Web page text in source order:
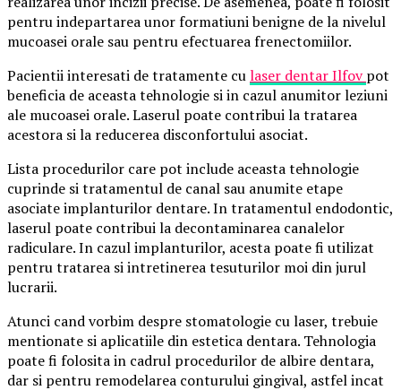
pentru indepartarea unor formatiuni benigne de la nivelul
mucoasei orale sau pentru efectuarea frenectomiilor.
Pacientii interesati de tratamente culaser dentar Ilfovpot
beneficia de aceasta tehnologie si in cazul anumitor leziuni
ale mucoasei orale. Laserul poate contribui la tratarea
acestora si la reducerea disconfortului asociat.
Lista procedurilor care pot include aceasta tehnologie
cuprinde si tratamentul de canal sau anumite etape
asociate implanturilor dentare. In tratamentul endodontic,
laserul poate contribui la decontaminarea canalelor
radiculare. In cazul implanturilor, acesta poate fi utilizat
pentru tratarea si intretinerea tesuturilor moi din jurul
lucrarii.
Atunci cand vorbim despre stomatologie cu laser, trebuie
mentionate si aplicatiile din estetica dentara. Tehnologia
poate fi folosita in cadrul procedurilor de albire dentara,
dar si pentru remodelarea conturului gingival, astfel incat